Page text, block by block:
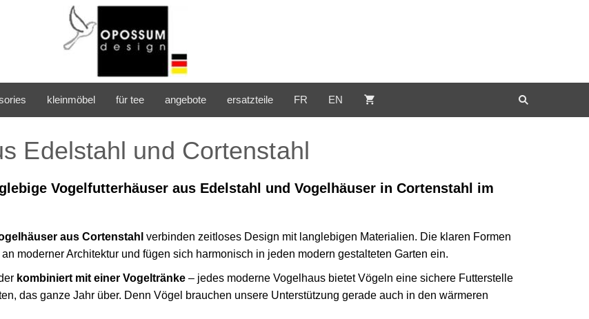
kleinmöbel für tee angebote ersatzteile FR EN
Edelstahl und Cortenstahl
Vogelfutterhäuser aus Edelstahl und Vogelhäuser in Cortenstahl im
aus Cortenstahl verbinden zeitloses Design mit langlebigen Materialien. Die klaren Formen
moderner Architektur und fügen sich harmonisch in jeden modern gestalteten Garten ein.
kombiniert mit einer Vogeltränke – jedes moderne Vogelhaus bietet Vögeln eine sichere Futterstelle
das ganze Jahr über. Denn Vögel brauchen unsere Unterstützung gerade auch in den wärmeren